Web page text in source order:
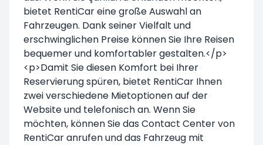
bietet RentiCar eine große Auswahl an
Fahrzeugen. Dank seiner Vielfalt und
erschwinglichen Preise können Sie Ihre Reisen
bequemer und komfortabler gestalten.</p>
<p>Damit Sie diesen Komfort bei Ihrer
Reservierung spüren, bietet RentiCar Ihnen
zwei verschiedene Mietoptionen auf der
Website und telefonisch an. Wenn Sie
möchten, können Sie das Contact Center von
RentiCar anrufen und das Fahrzeug mit